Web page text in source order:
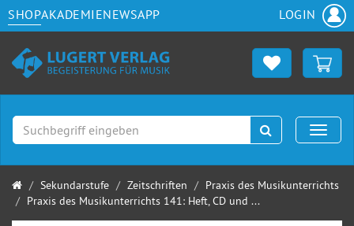
SHOPAKADEMIENEWSAPP LOGIN
Suchen
Startseite
Sekundarstufe Zeitschriften
Praxis des Musikunterrichts
Praxis des Musikunterrichts 141: Heft, CD und ...